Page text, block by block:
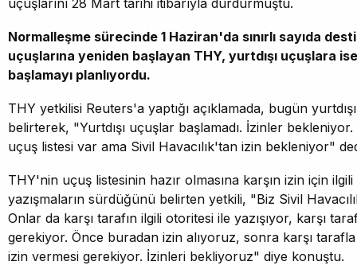
uçuşlarını 28 Mart tarihi itibarıyla durdurmuştu.
Normalleşme sürecinde 1 Haziran'da sınırlı sayıda
uçuşlarına yeniden başlayan THY, yurtdışı uçuşlara
başlamayı planlıyordu.
THY yetkilisi Reuters'a yaptığı açıklamada, bugün yurtdışı
belirterek, "Yurtdışı uçuşlar başlamadı. İzinler bekleniyor.
uçuş listesi var ama Sivil Havacılık'tan izin bekleniyor"
THY'nin uçuş listesinin hazır olmasına karşın izin için
yazışmaların sürdüğünü belirten yetkili, "Biz Sivil
Onlar da karşı tarafın ilgili otoritesi ile yazışıyor, karşı
gerekiyor. Önce buradan izin alıyoruz, sonra karşı tarafla
izin vermesi gerekiyor. İzinleri bekliyoruz" diye konuştu.